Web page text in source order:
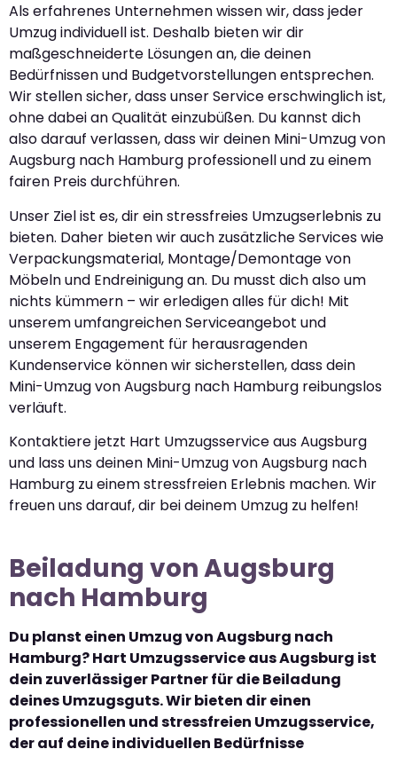
Als erfahrenes Unternehmen wissen wir, dass jeder
Umzug individuell ist. Deshalb bieten wir dir
maßgeschneiderte Lösungen an, die deinen
Bedürfnissen und Budgetvorstellungen entsprechen.
Wir stellen sicher, dass unser Service erschwinglich ist,
ohne dabei an Qualität einzubüßen. Du kannst dich
also darauf verlassen, dass wir deinen Mini-Umzug von
Augsburg nach Hamburg professionell und zu einem
fairen Preis durchführen.
Unser Ziel ist es, dir ein stressfreies Umzugserlebnis zu
bieten. Daher bieten wir auch zusätzliche Services wie
Verpackungsmaterial, Montage/Demontage von
Möbeln und Endreinigung an. Du musst dich also um
nichts kümmern – wir erledigen alles für dich! Mit
unserem umfangreichen Serviceangebot und
unserem Engagement für herausragenden
Kundenservice können wir sicherstellen, dass dein
Mini-Umzug von Augsburg nach Hamburg reibungslos
verläuft.
Kontaktiere jetzt Hart Umzugsservice aus Augsburg
und lass uns deinen Mini-Umzug von Augsburg nach
Hamburg zu einem stressfreien Erlebnis machen. Wir
freuen uns darauf, dir bei deinem Umzug zu helfen!
Beiladung von Augsburg
nach Hamburg
Du planst einen Umzug von Augsburg nach
Hamburg? Hart Umzugsservice aus Augsburg ist
dein zuverlässiger Partner für die Beiladung
deines Umzugsguts. Wir bieten dir einen
professionellen und stressfreien Umzugsservice,
der auf deine individuellen Bedürfnisse